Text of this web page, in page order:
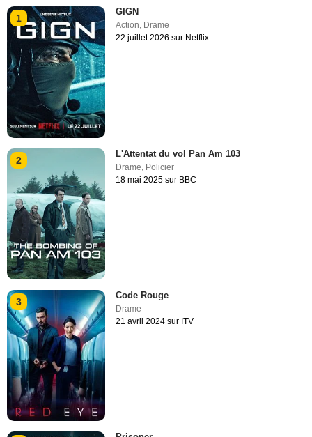
1
GIGN
Action, Drame
22 juillet 2026 sur Netflix
2
L'Attentat du vol Pan Am 103
Drame Policier
18 mai 2025 sur BBC
3
Code Rouge
Drame
21 avril 2024 sur ITV